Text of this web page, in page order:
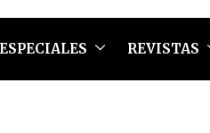
ESPECIALES REVISTAS